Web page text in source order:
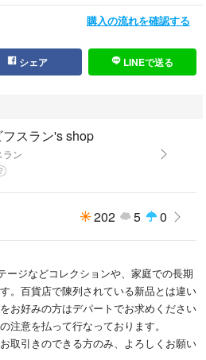
写真や記載内容をご確認いただき、ご理
ィ バーバリー レオナール マックスマ
クリスチャンルブタン
購入の流れを確認する
シェア LINEで送る
フスラン's shop
ラン
202 5 0
ージなどコレクションや、家庭での長期
。百貨店で陳列されている新品とは違い
お好みの方はデパートでお求めください
注意を払って行なっております。
取引きのできる方のみ、よろしくお願い